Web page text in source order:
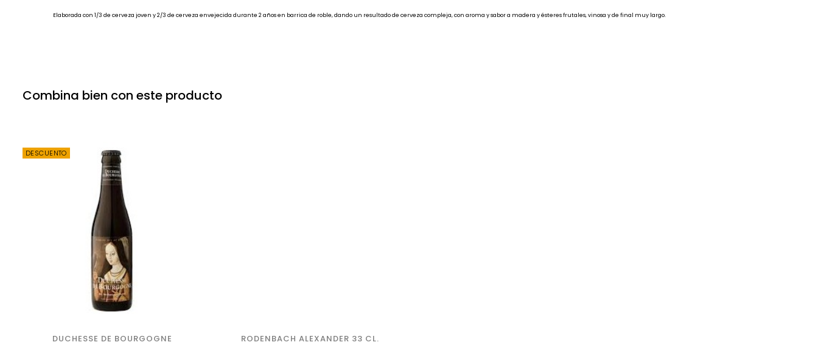
Elaborada con 1/3 de cerveza joven y 2/3 de cerveza envejecida durante 2 años en barrica de roble, dando un resultado de cerveza compleja, con aroma y sabor a madera y ésteres frutales, vinosa y de final muy largo.
Combina bien con este producto
DESCUENTO
DUCHESSE DE BOURGOGNE RODENBACH ALEXANDER 33 CL.